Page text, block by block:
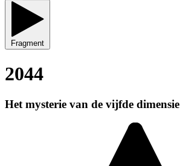
Fragment
2044
Het mysterie van de vijfde dimensie